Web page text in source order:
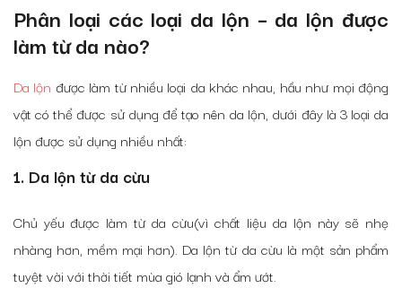
Phân loại các loại da lộn – da lộn được
làm từ da nào?
Da lộn được làm từ nhiều loại da khác nhau, hầu như mọi động
vật có thể được sử dụng để tạo nên da lộn, dưới đây là 3 loại da
lộn được sử dụng nhiều nhất:
1. Da lộn từ da cừu
Chủ yếu được làm từ da cừu(vì chất liệu da lộn này sẽ nhẹ
nhàng hơn, mềm mại hơn). Da lộn từ da cừu là một sản phẩm
tuyệt vời với thời tiết mùa gió lạnh và ẩm ướt.